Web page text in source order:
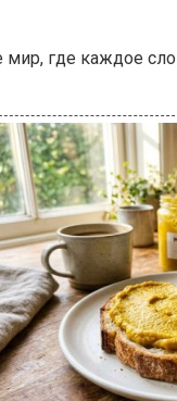
мир, где каждое